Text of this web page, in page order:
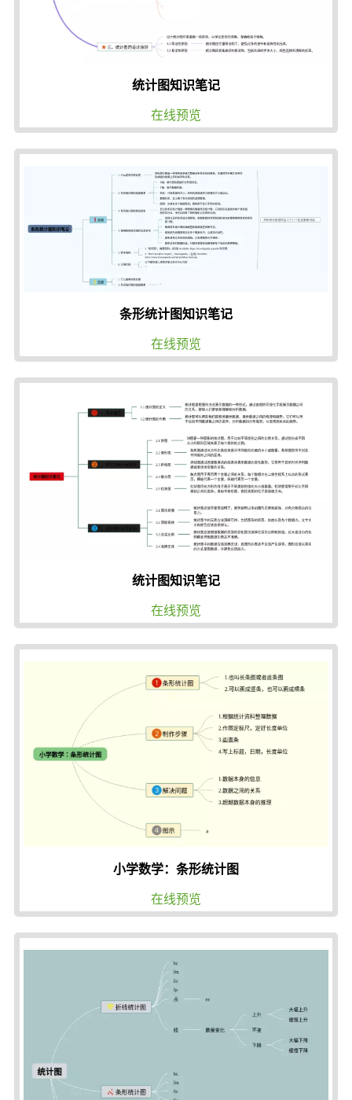
统计图知识笔记
在线预览
条形统计图知识笔记
在线预览
统计图知识笔记
在线预览
小学数学：条形统计图
在线预览